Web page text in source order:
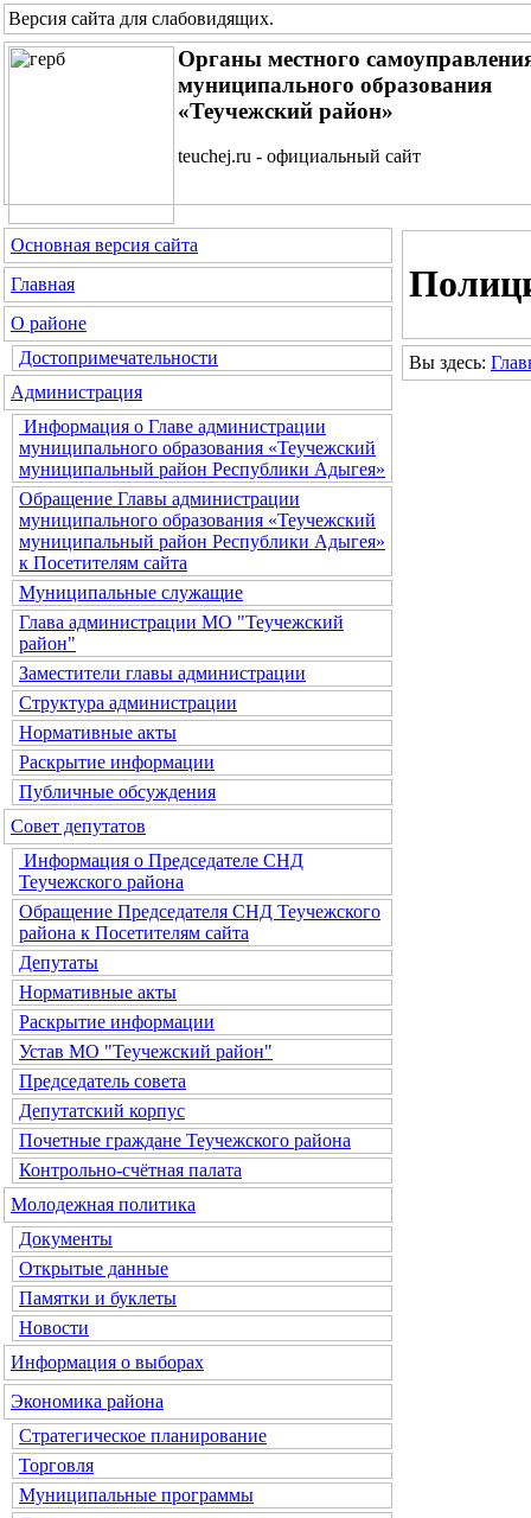
Версия сайта для слабовидящих.
Органы местного
муниципального образования
«Теучежский район»
teuchej.ru - официальный сайт
Основная версия сайта
Главная
О районе
Достопримечательности
Администрация
Информация о Главе администрации
муниципального образования «Теучежский
муниципальный район Республики Адыгея»
Обращение Главы администрации
муниципального образования «Теучежский
муниципальный район Республики Адыгея»
к Посетителям сайта
Муниципальные служащие
Глава администрации МО "Теучежский
район"
Заместители главы администрации
Структура администрации
Нормативные акты
Раскрытие информации
Публичные обсуждения
Совет депутатов
Информация о Председателе СНД
Теучежского района
Обращение Председателя СНД Теучежского
района к Посетителям сайта
Депутаты
Нормативные акты
Раскрытие информации
Устав МО "Теучежский район"
Председатель совета
Депутатский корпус
Почетные граждане Теучежского района
Контрольно-счётная палата
Молодежная политика
Документы
Открытые данные
Памятки и буклеты
Новости
Информация о выборах
Экономика района
Стратегическое планирование
Торговля
Муниципальные программы
Вы здесь: